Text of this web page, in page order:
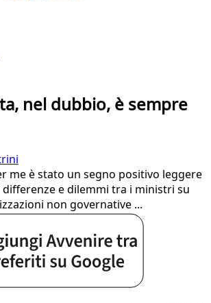
nel dubbio, è sempre
me è stato un segno positivo leggere
e dilemmi tra i ministri su
non governative ...